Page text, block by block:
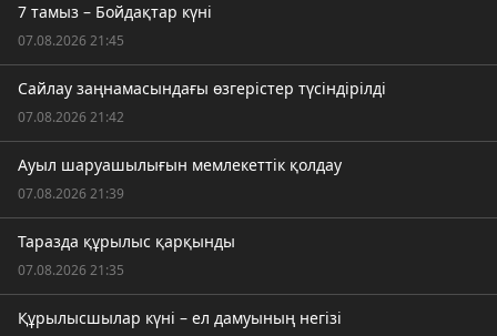
7 тамыз – Бойдақтар күні
07.08.2026 21:45
Сайлау заңнамасындағы өзгерістер түсіндірілді
07.08.2026 21:42
Ауыл шаруашылығын мемлекеттік қолдау
07.08.2026 21:39
Таразда құрылыс қарқынды
07.08.2026 21:35
Құрылысшылар күні – ел дамуының негізі